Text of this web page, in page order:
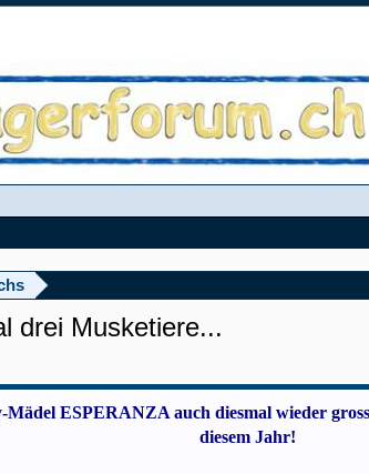
drei Musketiere...
ESPERANZA auch diesmal wieder
diesem Jahr!